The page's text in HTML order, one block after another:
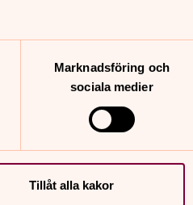
Marknadsföring och
sociala medier
Tillåt alla kakor